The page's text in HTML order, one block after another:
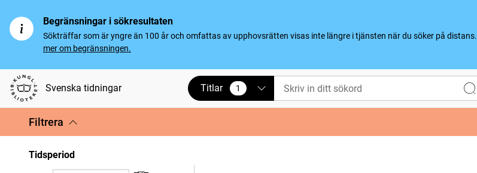
Begränsningar i sökresultaten
Sökträffar som är yngre än 100 år och omfattas av upphovsrätten visas inte längre i tjänsten när du söker på distans.
mer om begränsningen.
Svenska tidningar Titlar 1
vald
Filtrera
Tidsperiod